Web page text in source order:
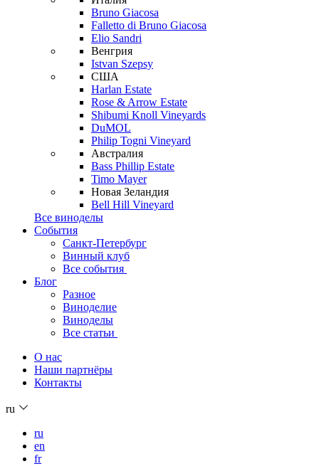
Bruno Giacosa
Falletto di Bruno Giacosa
Elio Sandri
Венгрия
Istvan Szepsy
США
Harlan Estate
Rose & Arrow Estate
Shibumi Knoll Vineyards
DuMOL
Philip Togni Vineyard
Австралия
Bass Phillip Estate
Timo Mayer
Новая Зеландия
Bell Hill Vineyard
Все виноделы
События
Санкт-Петербург
Винный клуб
Все события
Блог
Разное
Виноделие
Виноделы
Все статьи
О нас
Наши партнёры
Контакты
ru
ru
en
fr